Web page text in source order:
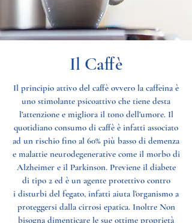
Il Caffè
Il principio attivo del caffè ovvero la caffeina è
uno stimolante psicoattivo che tiene desta
l’attenzione e migliora il tono dell’umore. Il
quotidiano consumo di caffè è infatti associato
ad un rischio fino al 60% più basso di demenza
e malattie neurodegenerative come il morbo di
Alzheimer e il Parkinson. Previene il diabete
di tipo 2 ed è un agente protettivo contro
i disturbi del fegato, infatti aiuta l’organismo a
proteggersi dalla cirrosi epatica. Inoltre Non
bisogna dimenticare le sue ottime proprietà